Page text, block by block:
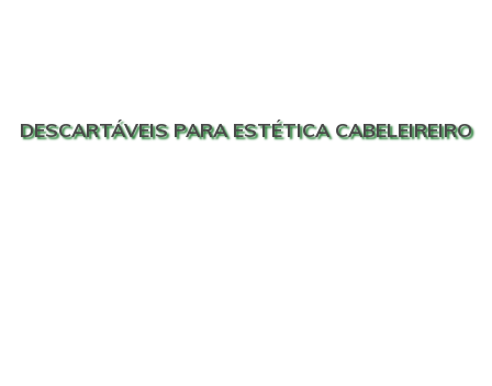
DESCARTÁVEIS PARA ESTÉTICA CABELEIREIRO